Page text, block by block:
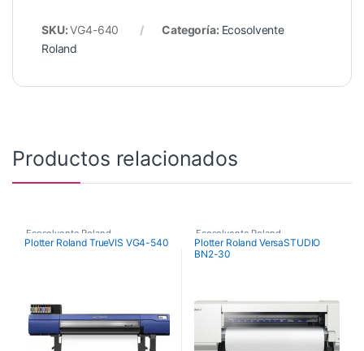
SKU:VG4-640 Categoría: Ecosolvente
Roland
Productos relacionados
Ecosolvente Roland
Plotter Roland TrueVIS VG4-540
Ecosolvente Roland
Plotter Roland VersaSTUDIO
BN2-30